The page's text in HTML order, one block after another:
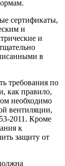
сертификаты,
и
и
в
требования по
как правило,
необходимо
вентиляции,
2011. Кроме
к
защиту от